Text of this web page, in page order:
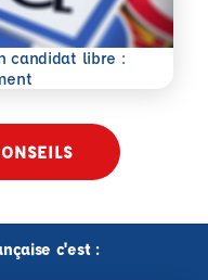
candidat libre :
c'est :